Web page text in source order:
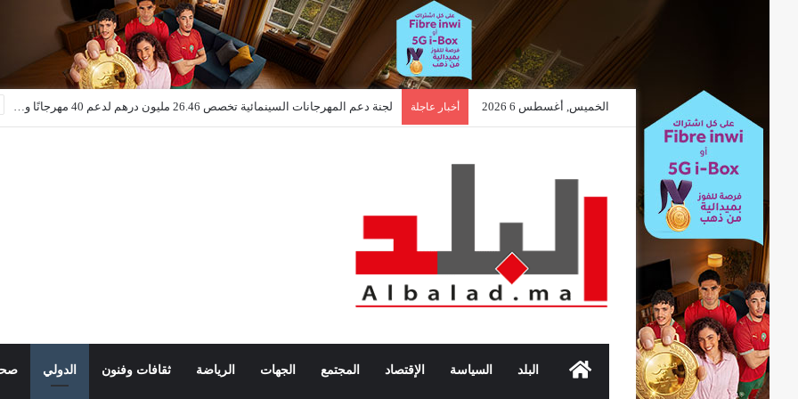
الخميس, أغسطس 6 2026 أخبار عاجلة لجنة دعم المهرجانات السينمائية تخصص 26.46 مليون درهم لدعم 40 مهرجانًا وتظاهرة وطنية
الرئيسيةالبلد السياسة الإقتصاد المجتمع الجهات الرياضة ثقافات وفنون الدولي